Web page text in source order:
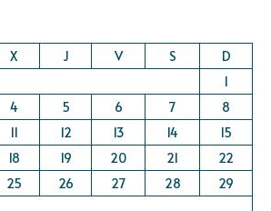
X J V S
D
1
4 5 6 7
8
11 12 13 14
15
18 19 20 21
22
25 26 27 28
29